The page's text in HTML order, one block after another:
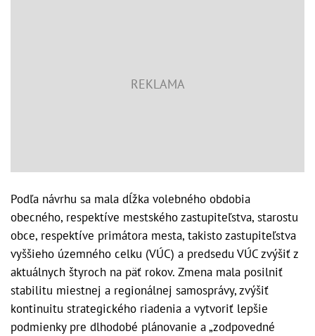
Podľa návrhu sa mala dĺžka volebného obdobia
obecného, respektíve mestského zastupiteľstva, starostu
obce, respektíve primátora mesta, takisto zastupiteľstva
vyššieho územného celku (VÚC) a predsedu VÚC zvýšiť z
aktuálnych štyroch na päť rokov. Zmena mala posilniť
stabilitu miestnej a regionálnej samosprávy, zvýšiť
kontinuitu strategického riadenia a vytvoriť lepšie
podmienky pre dlhodobé plánovanie a „zodpovedné